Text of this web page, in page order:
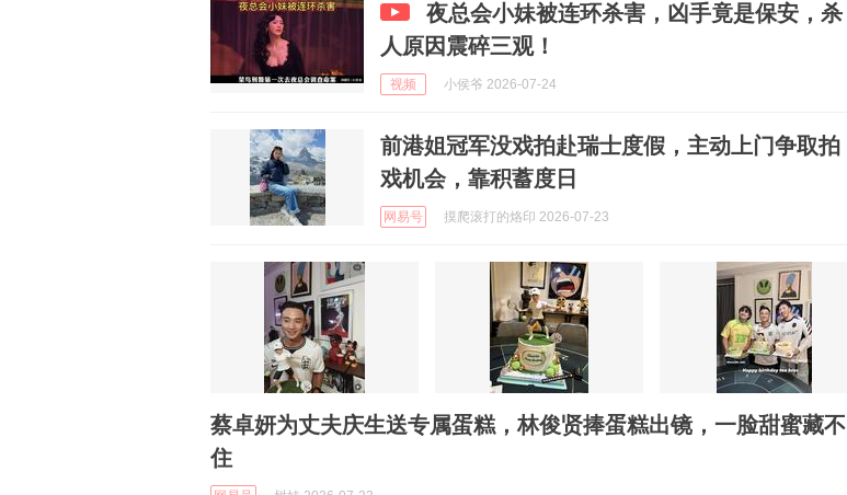
夜总会小妹被连环杀害，凶手竟是保安，杀
人原因震碎三观！
视频 小侯爷 2026-07-24
前港姐冠军没戏拍赴瑞士度假，主动上门争取拍
戏机会，靠积蓄度日
网易号 摸爬滚打的烙印 2026-07-23
蔡卓妍为丈夫庆生送专属蛋糕，林俊贤捧蛋糕出镜，一脸甜蜜藏不
住